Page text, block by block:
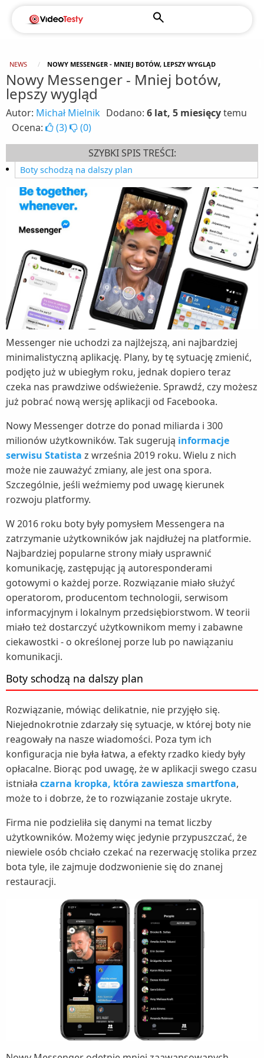
NEWS NOWY MESSENGER - MNIEJ BOTÓW, LEPSZY WYGLĄD
Nowy Messenger - Mniej botów,
lepszy wygląd
Autor: Michał Mielnik Dodano: 6 lat, 5 miesięcytemu
Ocena:
(3) (0)
SZYBKI SPIS TREŚCI:
Boty schodzą na dalszy plan
Messenger nie uchodzi za najlżejszą, ani najbardziej
minimalistyczną aplikację. Plany, by tę sytuację zmienić,
podjęto już w ubiegłym roku, jednak dopiero teraz
czeka nas prawdziwe odświeżenie. Sprawdź, czy możesz
już pobrać nową wersję aplikacji od Facebooka.
Nowy Messenger dotrze do ponad miliarda i 300
milionów użytkowników. Tak sugerują informacje
serwisu Statista z września 2019 roku. Wielu z nich
może nie zauważyć zmiany, ale jest ona spora.
Szczególnie, jeśli weźmiemy pod uwagę kierunek
rozwoju platformy.
W 2016 roku boty były pomysłem Messengera na
zatrzymanie użytkowników jak najdłużej na platformie.
Najbardziej popularne strony miały usprawnić
komunikację, zastępując ją autoresponderami
gotowymi o każdej porze. Rozwiązanie miało służyć
operatorom, producentom technologii, serwisom
informacyjnym i lokalnym przedsiębiorstwom. W teorii
miało też dostarczyć użytkownikom memy i zabawne
ciekawostki - o określonej porze lub po nawiązaniu
komunikacji.
Boty schodzą na dalszy plan
Rozwiązanie, mówiąc delikatnie, nie przyjęło się.
Niejednokrotnie zdarzały się sytuacje, w której boty nie
reagowały na nasze wiadomości. Poza tym ich
konfiguracja nie była łatwa, a efekty rzadko kiedy były
opłacalne. Biorąc pod uwagę, że w aplikacji swego czasu
istniała czarna kropka, która zawiesza smartfona,
może to i dobrze, że to rozwiązanie zostaje ukryte.
Firma nie podzieliła się danymi na temat liczby
użytkowników. Możemy więc jedynie przypuszczać, że
niewiele osób chciało czekać na rezerwację stolika przez
bota tyle, ile zajmuje dodzwonienie się do znanej
restauracji.